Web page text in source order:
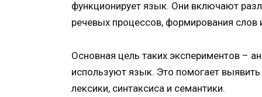
функционирует язык. Они включают
речевых процессов, формирования слов
Основная цель таких экспериментов –
используют язык. Это помогает
лексики, синтаксиса и семантики.